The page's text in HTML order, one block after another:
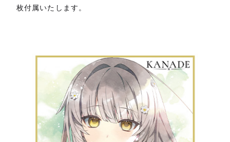
枚付属いたします。